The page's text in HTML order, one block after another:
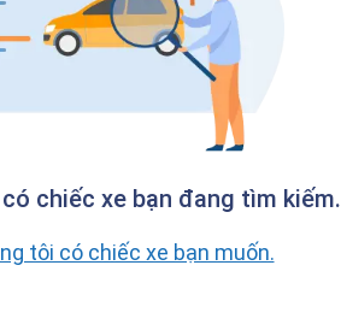
chiếc xe bạn đang tìm kiếm.
tôi có chiếc xe bạn muốn.